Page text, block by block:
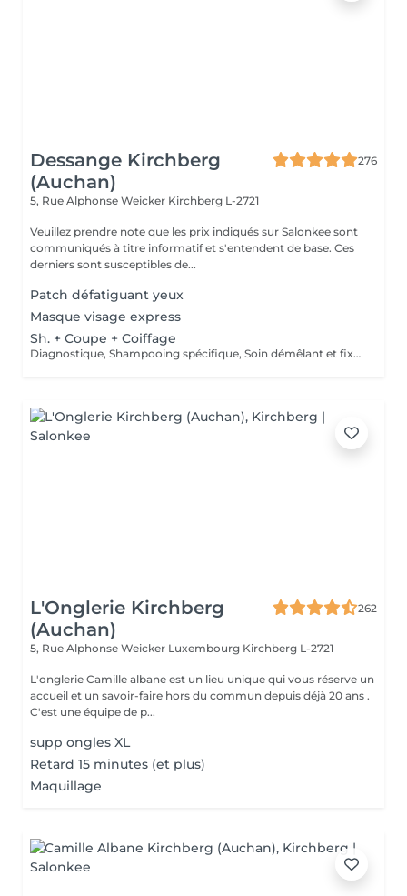
Dessange Kirchberg
(Auchan)
276
5, Rue Alphonse Weicker Kirchberg L-2721
Veuillez prendre note que les prix indiqués sur Salonkee sont
communiqués à titre informatif et s'entendent de base. Ces
derniers sont susceptibles de...
Patch défatiguant yeux
Masque visage express
Sh. + Coupe + Coiffage
Diagnostique, Shampooing spécifique, Soin démêlant et fixation inclus. Veuillez prendre note que les prix indiqués sur Salonkee sont communiqués à titre informatif et s'entendent de base. Ces derniers sont susceptibles de varier selon le diagnostic réalisé à votre arrivée au salon et l'expertise du professionnel à qui vous confiez votre beauté. Dans tous les cas, un devis précis vous sera proposé et toutes réalisations de prestations seront effectuées avec votre accord.
L'Onglerie Kirchberg
(Auchan)
262
5, Rue Alphonse Weicker Luxembourg Kirchberg L-2721
L'onglerie Camille albane est un lieu unique qui vous réserve un
accueil et un savoir-faire hors du commun depuis déjà 20 ans .
C'est une équipe de p...
supp ongles XL
Retard 15 minutes (et plus)
Maquillage